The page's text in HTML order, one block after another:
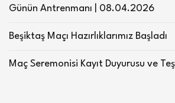
Günün Antrenmanı | 08.04.2026
Beşiktaş Maçı Hazırlıklarımız Başladı
Maç Seremonisi Kayıt Duyurusu ve